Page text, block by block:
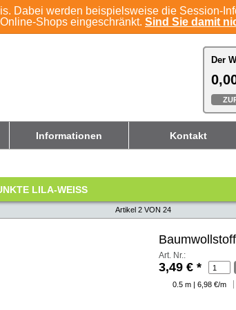
Dabei werden beispielsweise die Session-
Shops eingeschränkt. Sind Sie damit
Informationen Kontakt
Der
Der
LILA-WEISS
Artikel 2 VON 24
Art. Nr.:
3,49 € *
0.5 m | 6,98 €/m